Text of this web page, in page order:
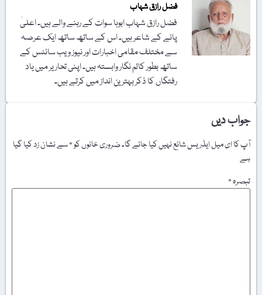
فضل رازق شہاب
فضل رازق شہاب ابوہا سوات کے رہنے والے ہیں۔ اعلیٰ
پائے کے شاعر ہیں۔ اس کے ساتھ ساتھ ایک عرصہ
سے مختلف مقامی اخبارات اور نیوز ویب سائٹس کے
ساتھ بطور کالم نگار وابستہ ہیں۔ اپنی تحاریر میں یاد
رفتگاں کا ذکر بہترین انداز میں کرتے ہیں۔
جواب دیں
آپ کا ای میل ایڈریس شائع نہیں کیا جائے گا۔ضروری خانوں کو*سے نشان زد کیا گیا
ہے
تبصرہ*